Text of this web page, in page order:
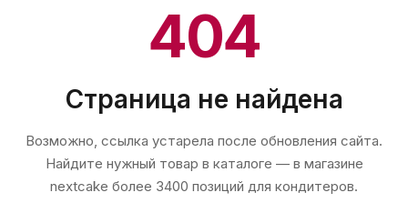
404
Страница не найдена
Возможно, ссылка устарела после обновления сайта.
Найдите нужный товар в каталоге — в магазине
nextcake более 3400 позиций для кондитеров.